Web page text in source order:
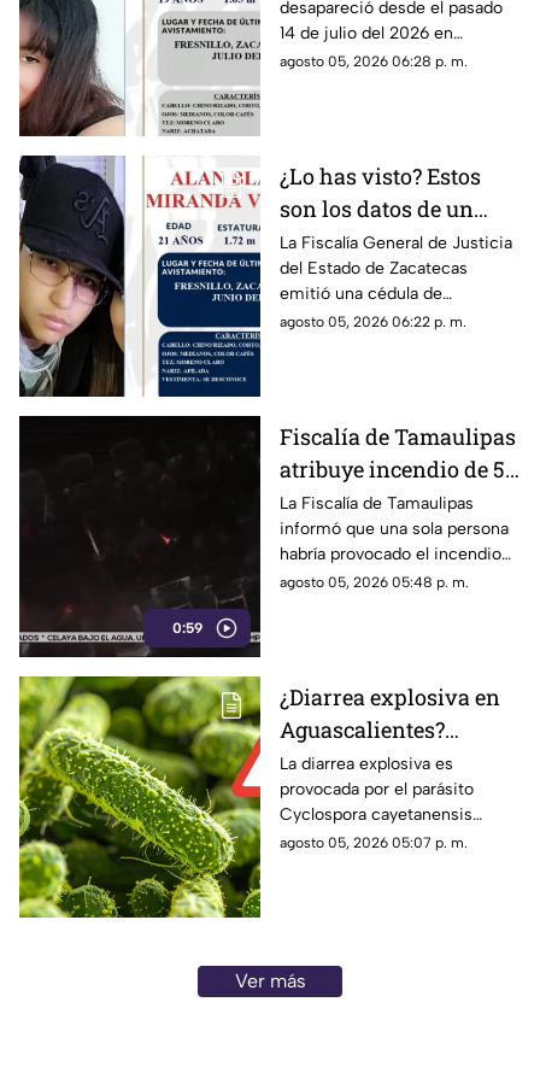
desaparecida en
Fresnillo Zacatecas
desapareció desde el pasado
14 de julio del 2026 en
Fresnillo, Zacatecas; La Fiscalía
agosto 05, 2026 06:28 p. m.
¿Lo has visto? Estos
son los datos de un
joven de 21 años
desaparecido en
Fresnillo, Zacatecas
La Fiscalía General de Justicia
del Estado de Zacatecas
emitió una cédula de
búsqueda para localizar a Alan
agosto 05, 2026 06:22 p. m.
0:59
Fiscalía de Tamaulipas
atribuye incendio de 57
camiones a una sola
persona
La Fiscalía de Tamaulipas
informó que una sola persona
habría provocado el incendio
de 57 camiones. Hasta el
agosto 05, 2026 05:48 p. m.
¿Diarrea explosiva en
Aguascalientes?
Confirman primer caso
en hombre que venia
de Jalisco
La diarrea explosiva es
provocada por el parásito
Cyclospora cayetanensis
conocido como ciclosporiasis
agosto 05, 2026 05:07 p. m.
Ver más